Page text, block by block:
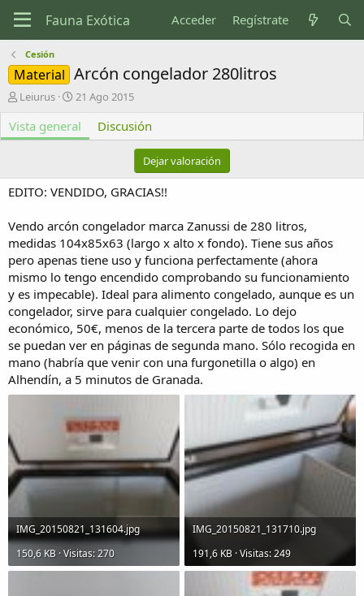
Acceder Regístrate
Cesión
Material Arcón congelador 280litros
A
t
o
Leiurus
F
c
h
c
e
a
c
ó
n
21 Ago 2015
Vista general Discusión
Dejar valoración
EDITO: VENDIDO, GRACIAS!!
Vendo arcón congelador marca Zanussi de 280 litros,
medidas 104x85x63 (largo x alto x fondo). Tiene sus años
pero apenas tiene uso y funciona perfectamente (ahora
mismo lo tengo encendido comprobando su funcionamiento
y es impecable). Ideal para alimento congelado, aunque es un
congelador, sirve para cualquier congelado. Lo dejo
económico, 50€, menos de la tercera parte de todos los que
se puedan ver en páginas de segunda mano. Sólo recogida en
mano (habría que venir con una furgonetilla o algo) en
Alhendín, a 5 minutos de Granada.
IMG_20150821_131604.jpg
150,6 KB · Visitas: 270
IMG_20150821_131710.jpg
191,6 KB · Visitas: 249